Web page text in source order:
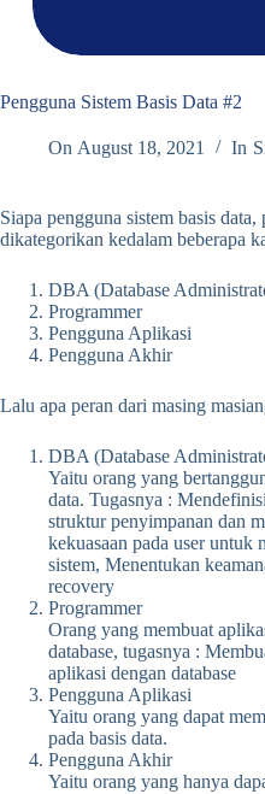
Pengguna Sistem Basis Data #2
On August 18, 2021 In
Siapa pengguna sistem basis data,
dikategorikan kedalam beberapa
DBA (Database
Programmer
Pengguna Aplikasi
Pengguna Akhir
Lalu apa peran dari masing
DBA (Database
Yaitu orang yang
data. Tugasnya :
struktur penyimpanan dan
kekuasaan pada user untuk
sistem, Menentukan
recovery
Programmer
Orang yang membuat
database, tugasnya :
aplikasi dengan database
Pengguna Aplikasi
Yaitu orang yang dapat
pada basis data.
Pengguna Akhir
Yaitu orang yang hanya